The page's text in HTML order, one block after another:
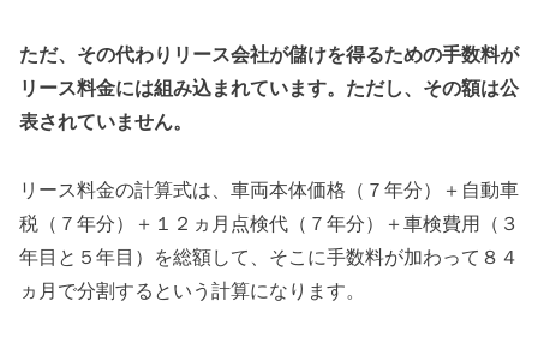
ただ、その代わりリース会社が儲けを得るための手数料が
リース料金には組み込まれています。ただし、その額は公
表されていません。
リース料金の計算式は、車両本体価格（７年分）＋自動車
税（７年分）＋１２ヵ月点検代（７年分）＋車検費用（３
年目と５年目）を総額して、そこに手数料が加わって８４
ヵ月で分割するという計算になります。